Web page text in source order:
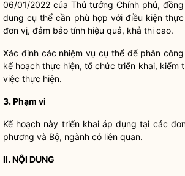
06/01/2022 của Thủ tướng Chính phủ,
dung cụ thể cần phù hợp với điều kiện
đơn vị, đảm bảo tính hiệu quả, khả thi cao.
Xác định các nhiệm vụ cụ thể để phân
kế hoạch thực hiện, tổ chức triển khai, kiểm
việc thực hiện.
3. Phạm vi
Kế hoạch này triển khai áp dụng tại các
phương và Bộ, ngành có liên quan.
II. NỘI DUNG